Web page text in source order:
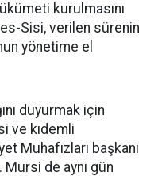
kurulmasını
Sisi, verilen sürenin
yönetime el
duyurmak için
ve kıdemli
Muhafızları başkanı
Mursi de aynı gün